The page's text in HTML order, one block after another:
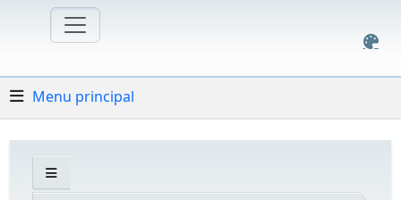
Menu principal